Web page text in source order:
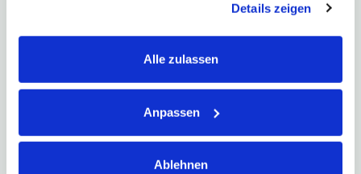
Impressum.
Details zeigen
Alle zulassen
Anpassen
Ablehnen
Fondsgebundene Rentenversicherung
Kapitallebensversicherung
Lebensversicherung
Risikolebensversicherung
Ausbildungsversicherung
3. Krankheit und Pflegebedürftigkeit: